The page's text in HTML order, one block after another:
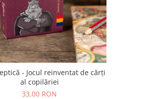
- Jocul reinventat de cărți
al copilăriei
33,00 RON